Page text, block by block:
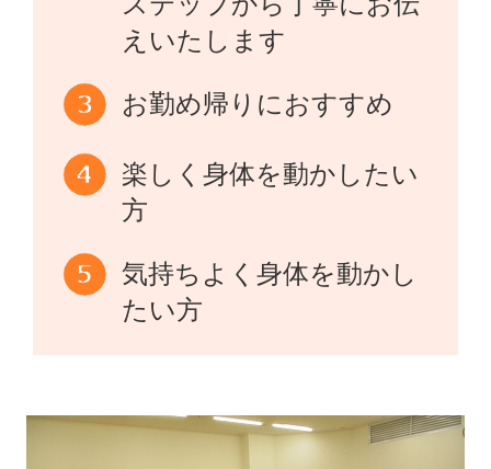
えいたします
お勤め帰りにおすすめ
楽しく身体を動かしたい
方
気持ちよく身体を動かし
たい方